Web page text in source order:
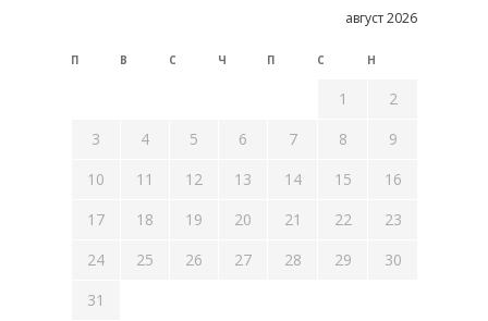
август 2026
П В С Ч П С Н
1
2
3
4 5 6 7 8
9
10
11 12 13 14 15
16
17
18 19 20 21 22
23
24
25 26 27 28 29
30
31